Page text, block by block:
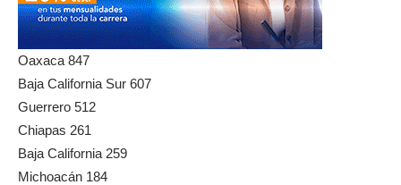
Oaxaca 847
Baja California Sur 607
Guerrero 512
Chiapas 261
Baja California 259
Michoacán 184